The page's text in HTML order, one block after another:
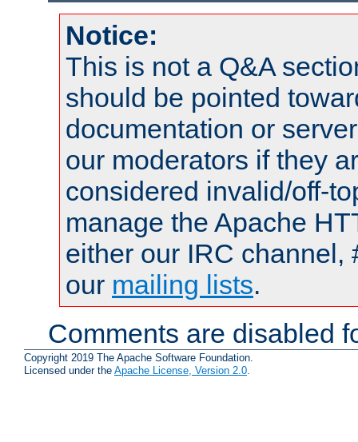
Notice:
This is not a Q&A
should be pointed
documentation or
our moderators if they
considered invalid/off-
manage the Apache
either our IRC channel,
our mailing lists.
Comments are disabled
Copyright 2019 The Apache Software Foundation.
Licensed under the Apache License, Version 2.0.